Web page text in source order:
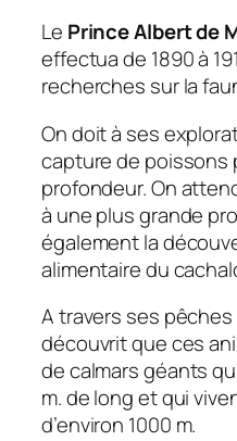
Le Prince Albert de
effectua de 1890 à
recherches sur la
On doit à ses
capture de poissons
profondeur. On
à une plus grande
également la
alimentaire du
A travers ses
découvrit que ces
de calmars géants
m. de long et qui
d’environ 1000 m.